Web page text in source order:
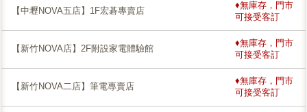
【中壢NOVA五店】1F宏碁專賣店
♦無庫存，門市
可接受客訂
【新竹NOVA店】2F附設家電體驗館
♦無庫存，門市
可接受客訂
【新竹NOVA二店】筆電專賣店
♦無庫存，門市
可接受客訂